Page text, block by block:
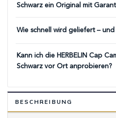
Schwarz ein Original mit
Wie schnell wird geliefert –
Kann ich die HERBELIN Cap
Schwarz vor Ort anprobieren?
BESCHREIBUNG